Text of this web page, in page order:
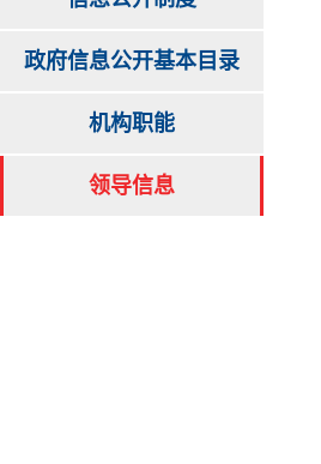
政府信息公开基本目录
机构职能
领导信息